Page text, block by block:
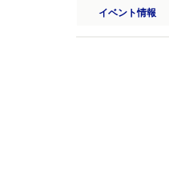
イベント情報